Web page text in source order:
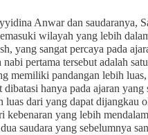
Anwar dan saudaranya,
wilayah yang lebih
yang sangat percaya pada
pertama tersebut adalah
memiliki pandangan lebih luas,
hanya pada ajaran yang
dari yang dapat dijangkau
yang lebih
saudara yang sebelumnya